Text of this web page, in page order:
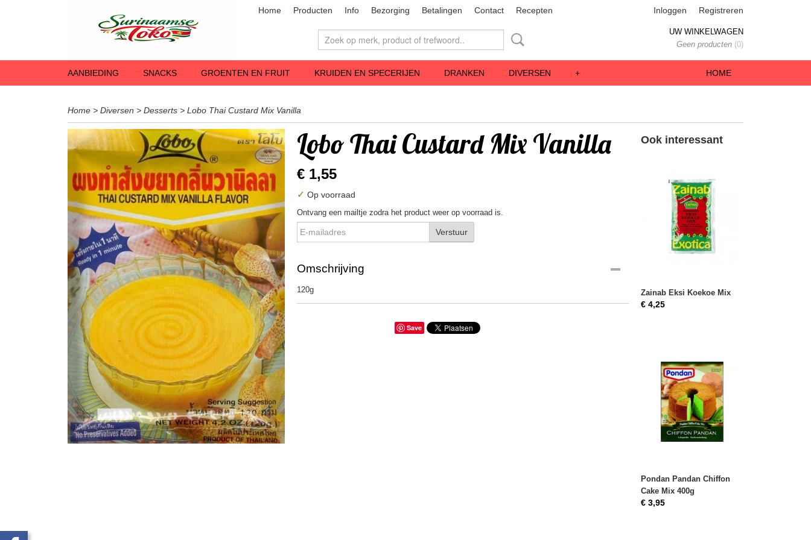
Home Producten Info Bezorging Betalingen Contact Recepten Inloggen Registreren
UW WINKELWAGEN
Geen producten (0)
HOME
AANBIEDING SNACKS GROENTEN EN FRUIT KRUIDEN EN SPECERIJEN DRANKEN DIVERSEN +
Home > Diversen > Desserts > Lobo Thai Custard Mix Vanilla
Lobo Thai Custard Mix Vanilla
€ 1,55
✓ Op voorraad
Ontvang een mailtje zodra het product weer op voorraad is.
Verstuur
Omschrijving
120g
Save
Ook interessant
Zainab Eksi Koekoe Mix
€ 4,25
Pondan Pandan Chiffon
Cake Mix 400g
€ 3,95